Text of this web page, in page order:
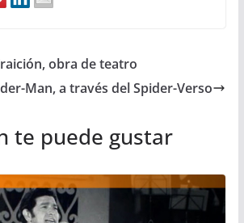
obra de teatro
Man, a través del Spider-Verso
te puede gustar